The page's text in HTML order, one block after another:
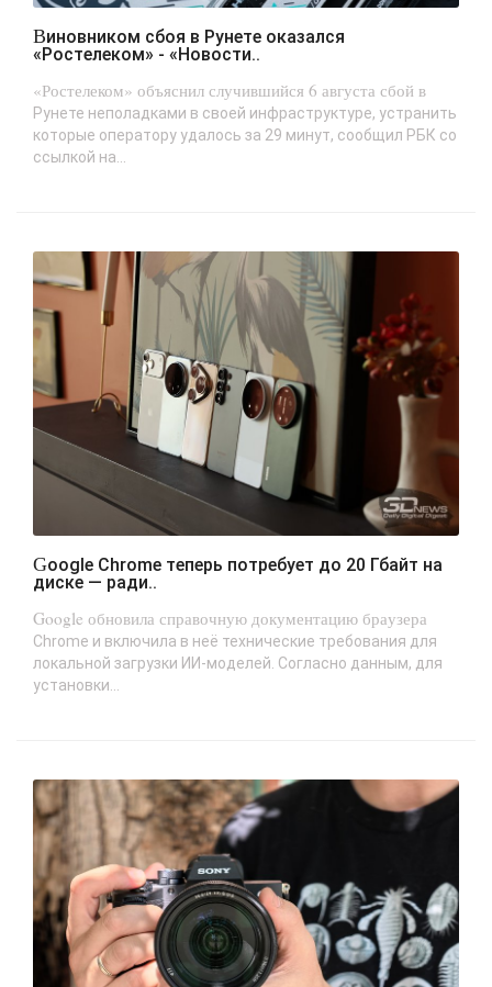
Виновником сбоя в Рунете оказался
«Ростелеком» - «Новости..
«Ростелеком» объяснил случившийся 6 августа сбой в
Рунете неполадками в своей инфраструктуре, устранить
которые оператору удалось за 29 минут, сообщил РБК со
ссылкой на...
Google Chrome теперь потребует до 20 Гбайт на
диске — ради..
Google обновила справочную документацию браузера
Chrome и включила в неё технические требования для
локальной загрузки ИИ-моделей. Согласно данным, для
установки...